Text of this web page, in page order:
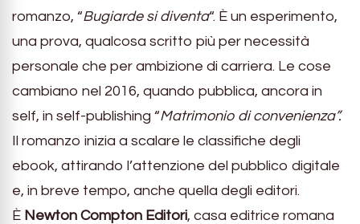
romanzo, “Bugiarde si diventa“. È un esperimento,
una prova, qualcosa scritto più per necessità
personale che per ambizione di carriera. Le cose
cambiano nel 2016, quando pubblica, ancora in
self, in self-publishing “Matrimonio di convenienza”.
Il romanzo inizia a scalare le classifiche degli
ebook, attirando l’attenzione del pubblico digitale
e, in breve tempo, anche quella degli editori.
È Newton Compton Editori, casa editrice romana